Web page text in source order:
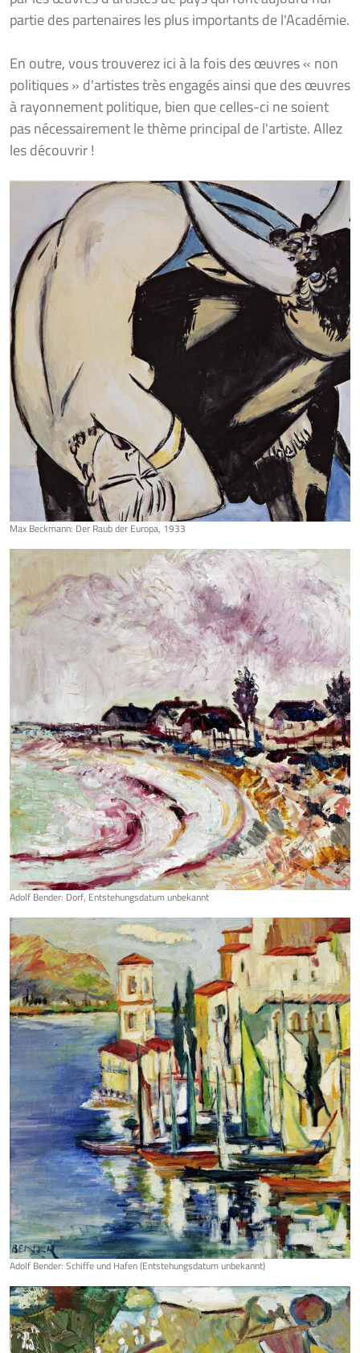
partie des partenaires les plus importants de l'Académie.
En outre, vous trouverez ici à la fois des œuvres « non
politiques » d'artistes très engagés ainsi que des œuvres
à rayonnement politique, bien que celles-ci ne soient
pas nécessairement le thème principal de l'artiste. Allez
les découvrir !
Max Beckmann: Der Raub der Europa, 1933
Adolf Bender: Dorf, Entstehungsdatum unbekannt
Adolf Bender: Schiffe und Hafen (Entstehungsdatum unbekannt)